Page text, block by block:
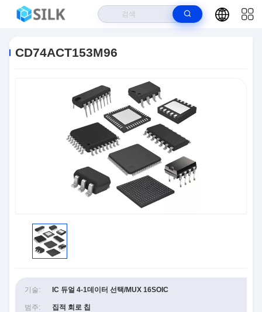
CD74ACT153M96
기술: IC 듀얼 4-1데이터 선택/MUX 16SOIC
범주: 집적 회로 칩